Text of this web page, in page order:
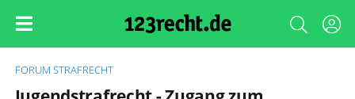
FORUM STRAFRECHT